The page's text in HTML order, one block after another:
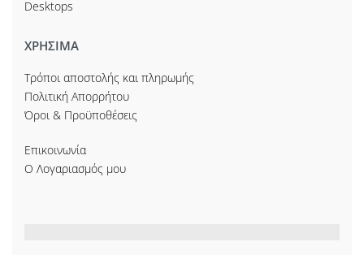
Desktops
ΧΡΗΣΙΜΑ
Τρόποι αποστολής και πληρωμής
Πολιτική Απορρήτου
Όροι & Προϋποθέσεις
Επικοινωνία
Ο Λογαριασμός μου